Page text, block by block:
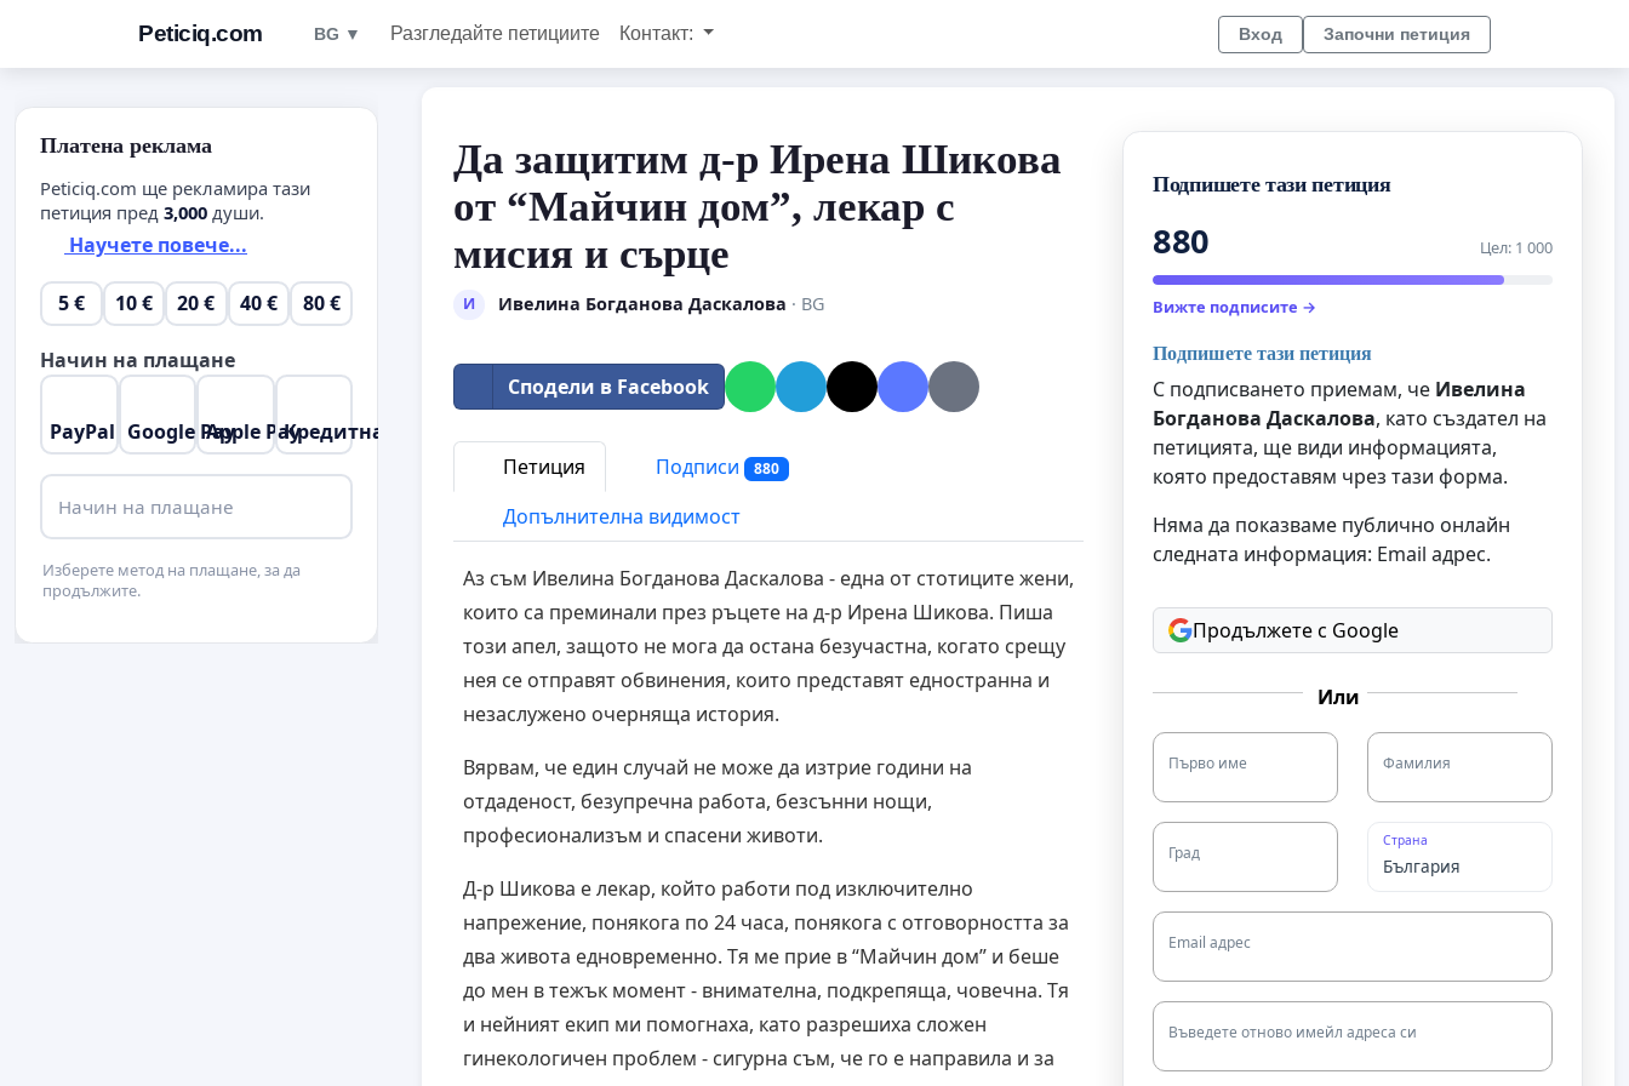
Peticiq.com BG ▼ Разгледайте петициите Контакт: Вход Започни петиция
Да защитим д-р Ирена Шикова
от “Майчин дом”, лекар с
мисия и сърце
И Ивелина Богданова Даскалова · BG
Сподели в Facebook
Петиция Подписи 880
Допълнителна видимост
Аз съм Ивелина Богданова Даскалова - една от стотиците жени,
които са преминали през ръцете на д-р Ирена Шикова. Пиша
този апел, защото не мога да остана безучастна, когато срещу
нея се отправят обвинения, които представят едностранна и
незаслужено очерняща история.
Вярвам, че един случай не може да изтрие години на
отдаденост, безупречна работа, безсънни нощи,
професионализъм и спасени животи.
Д-р Шикова е лекар, който работи под изключително
напрежение, понякога по 24 часа, понякога с отговорността за
два живота едновременно. Тя ме прие в “Майчин дом” и беше
до мен в тежък момент - внимателна, подкрепяща, човечна. Тя
и нейният екип ми помогнаха, като разрешиха сложен
гинекологичен проблем - сигурна съм, че го е направила и за
Подпишете тази петиция
880 Цел: 1 000
Вижте подписите →
Подпишете тази петиция
С подписването приемам, че Ивелина
Богданова Даскалова, като създател на
петицията, ще види информацията,
която предоставям чрез тази форма.
Няма да показваме публично онлайн
следната информация: Email адрес.
Продължете с Google
Или
Първо име Фамилия
Град
Страна
Email адрес
Въведете отново имейл адреса си
Платена реклама
Peticiq.com ще рекламира тази
петиция пред 3,000 души.
Научете повече...
5 € 10 € 20 € 40 € 80 €
Начин на плащане
PayPal Google PayApple PayКредитна карта
Начин на плащане
Изберете метод на плащане, за да
продължите.